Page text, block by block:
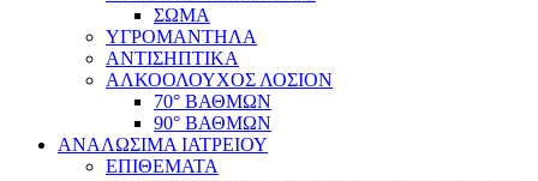
ΣΩΜΑ
ΥΓΡΟΜΑΝΤΗΛΑ
ΑΝΤΙΣΗΠΤΙΚΑ
ΑΛΚΟΟΛΟΥΧΟΣ ΛΟΣΙΟΝ
70° ΒΑΘΜΩΝ
90° ΒΑΘΜΩΝ
ΑΝΑΛΩΣΙΜΑ ΙΑΤΡΕΙΟΥ
ΕΠΙΘΕΜΑΤΑ